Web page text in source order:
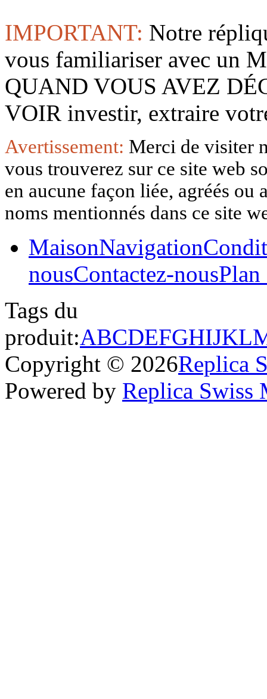
IMPORTANT: Notre
vous familiariser avec un
QUAND VOUS AVEZ
VOIR investir, extraire
Avertissement: Merci de visiter
vous trouverez sur ce site web
en aucune façon liée, agréés
noms mentionnés dans ce site
MaisonNavigation
nousContactez-nousPlan
Tags du
produit:ABCDEFGHIJKL
Copyright © 2026Replica
Powered by Replica Swiss